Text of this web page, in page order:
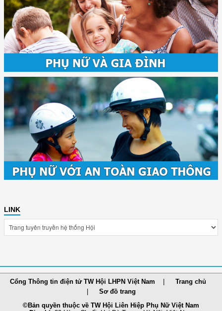
LINK
Cổng Thông tin điện tử TW Hội LHPN Việt Nam
Trang chủ
Sơ đồ trang
©Bản quyền thuộc về TW Hội Liên Hiệp Phụ Nữ Việt Nam